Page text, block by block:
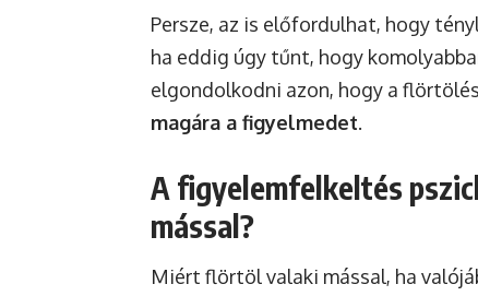
Persze, az is előfordulhat, hogy
ha eddig úgy tűnt, hogy
elgondolkodni azon, hogy a
magára a figyelmedet.
A figyelemfelkeltés
mással?
Miért flörtöl valaki mással, ha